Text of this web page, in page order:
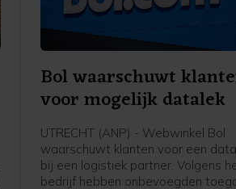
Bol waarschuwt
voor mogelijk datalek
UTRECHT (ANP) - Webwinkel Bol
waarschuwt klanten voor een
bij een logistiek partner. Volgens
bedrijf hebben onbevoegden